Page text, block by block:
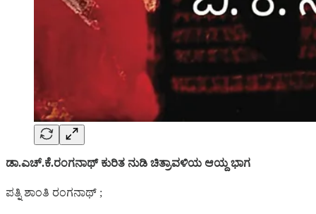
ಡಾ.ಎಚ್.ಕೆ.ರಂಗನಾಥ್ ಕುರಿತ ನುಡಿ ಚಿತ್ರಾವಳಿಯ ಆಯ್ದ ಭಾಗ
ಪತ್ನಿ ಶಾಂತಿ ರಂಗನಾಥ್ ;